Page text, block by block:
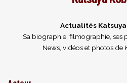
Actualités
Sa biographie, filmographie, ses
News, vidéos et photos de